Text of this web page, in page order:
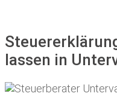
lassen in